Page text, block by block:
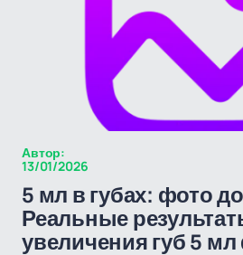
Автор:
13/01/2026
5 мл в губах: фото
Реальные
увеличения губ 5